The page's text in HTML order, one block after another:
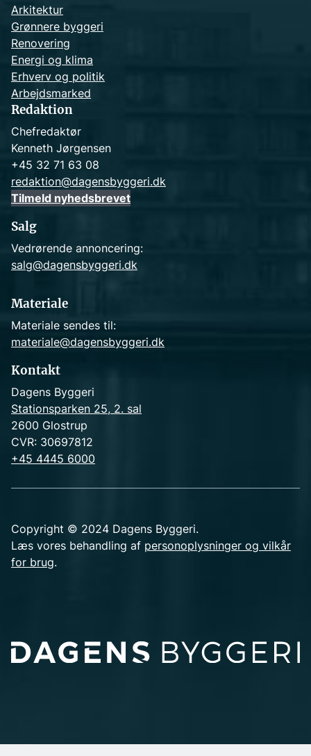
Arkitektur
Grønnere byggeri
Renovering
Energi og klima
Erhverv og politik
Arbejdsmarked
Redaktion
Chefredaktør
Kenneth Jørgensen
+45 32 71 63 08
redaktion@dagensbyggeri.dk
Tilmeld nyhedsbrevet
Salg
Vedrørende annoncering:
salg@dagensbyggeri.dk
Materiale
Materiale sendes til:
materiale@dagensbyggeri.dk
Kontakt
Dagens Byggeri
Stationsparken 25, 2. sal
2600 Glostrup
CVR: 30697812
+45 4445 6000
Copyright © 2024 Dagens Byggeri.
Læs vores behandling af personoplysninger og vilkår
for brug.